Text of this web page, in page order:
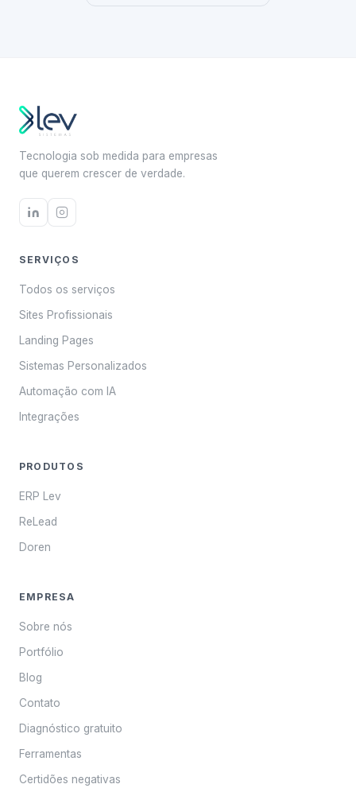
Tecnologia sob medida para empresas
que querem crescer de verdade.
SERVIÇOS
Todos os serviços
Sites Profissionais
Landing Pages
Sistemas Personalizados
Automação com IA
Integrações
PRODUTOS
ERP Lev
ReLead
Doren
EMPRESA
Sobre nós
Portfólio
Blog
Contato
Diagnóstico gratuito
Ferramentas
Certidões negativas